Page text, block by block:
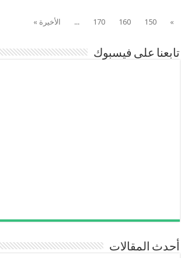
»
150
160
170
... الأخيرة »
تابعنا على فيسبوك
أحدث المقالات